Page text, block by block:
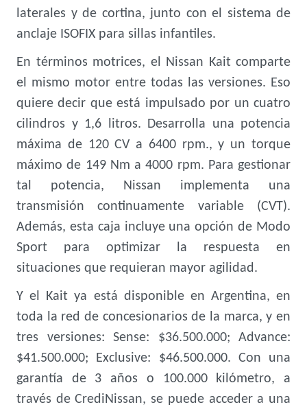
laterales y de cortina, junto con el sistema de
anclaje ISOFIX para sillas infantiles.
En términos motrices, el Nissan Kait comparte
el mismo motor entre todas las versiones. Eso
quiere decir que está impulsado por un cuatro
cilindros y 1,6 litros. Desarrolla una potencia
máxima de 120 CV a 6400 rpm., y un torque
máximo de 149 Nm a 4000 rpm. Para gestionar
tal potencia, Nissan implementa una
transmisión continuamente variable (CVT).
Además, esta caja incluye una opción de Modo
Sport para optimizar la respuesta en
situaciones que requieran mayor agilidad.
Y el Kait ya está disponible en Argentina, en
toda la red de concesionarios de la marca, y en
tres versiones: Sense: $36.500.000; Advance:
$41.500.000; Exclusive: $46.500.000. Con una
garantía de 3 años o 100.000 kilómetro, a
través de CrediNissan, se puede acceder a una